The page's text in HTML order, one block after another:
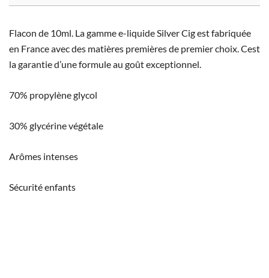
Flacon de 10ml. La gamme e-liquide Silver Cig est fabriquée
en France avec des matières premières de premier choix. Cest
la garantie d’une formule au goût exceptionnel.
70% propylène glycol
30% glycérine végétale
Arômes intenses
Sécurité enfants